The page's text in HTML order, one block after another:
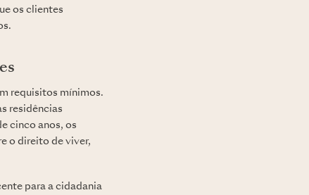
os clientes
requisitos mínimos.
residências
cinco anos, os
o direito de viver,
para a cidadania